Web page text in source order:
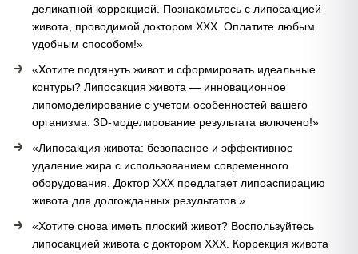
деликатной коррекцией. Познакомьтесь с липосакцией
живота, проводимой доктором ХХХ. Оплатите любым
удобным способом!»
«Хотите подтянуть живот и сформировать идеальные
контуры? Липосакция живота — инновационное
липомоделирование с учетом особенностей вашего
организма. 3D-моделирование результата включено!»
«Липосакция живота: безопасное и эффективное
удаление жира с использованием современного
оборудования. Доктор ХХХ предлагает липоаспирацию
живота для долгожданных результатов.»
«Хотите снова иметь плоский живот? Воспользуйтесь
липосакцией живота с доктором ХХХ. Коррекция живота